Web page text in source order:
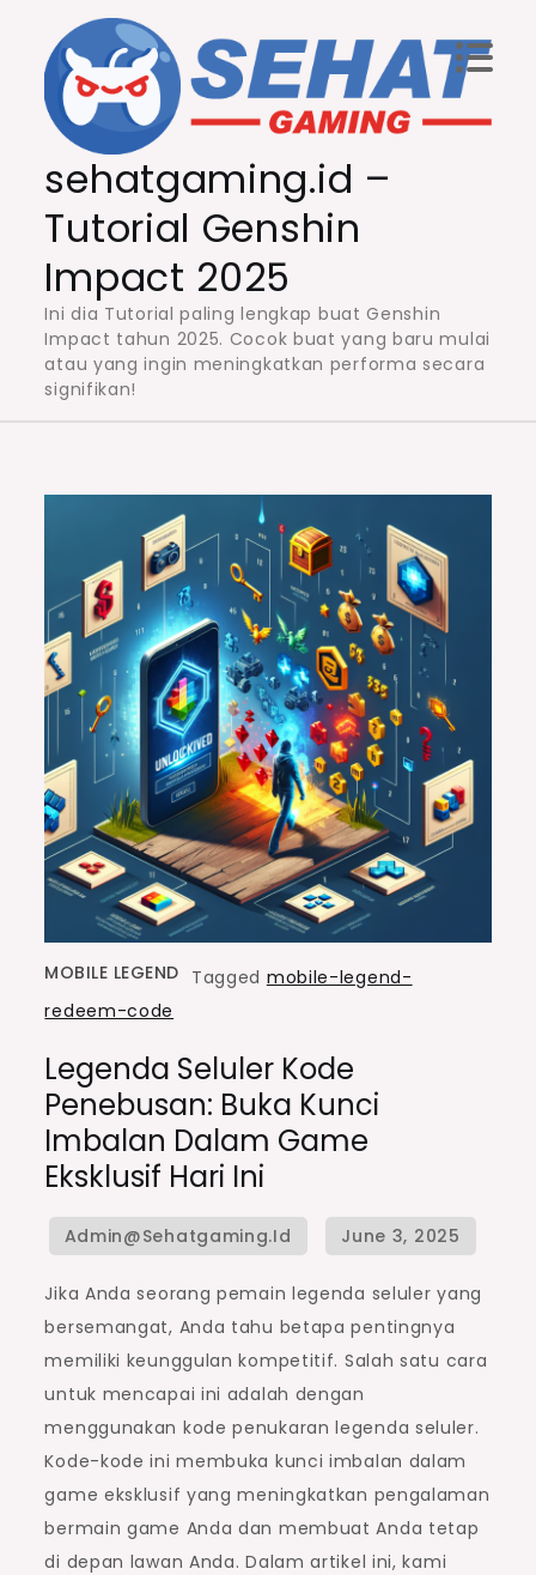
content
sehatgaming.id –
Tutorial Genshin
Impact 2025
Ini dia Tutorial paling lengkap buat Genshin
Impact tahun 2025. Cocok buat yang baru mulai
atau yang ingin meningkatkan performa secara
signifikan!
MOBILE LEGEND Tagged mobile-legend-
redeem-code
Legenda Seluler Kode
Penebusan: Buka Kunci
Imbalan Dalam Game
Eksklusif Hari Ini
Jika Anda seorang pemain legenda seluler yang
bersemangat, Anda tahu betapa pentingnya
memiliki keunggulan kompetitif. Salah satu cara
untuk mencapai ini adalah dengan
menggunakan kode penukaran legenda seluler.
Kode-kode ini membuka kunci imbalan dalam
game eksklusif yang meningkatkan pengalaman
bermain game Anda dan membuat Anda tetap
di depan lawan Anda. Dalam artikel ini, kami